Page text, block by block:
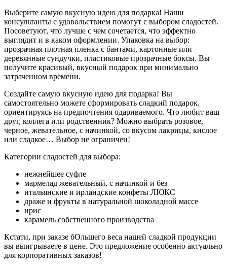
Выберите самую вкусную идею для подарка! Наши
консультанты с удовольствием помогут с выбором сладостей.
Посоветуют, что лучше с чем сочетается, что эффектно
выглядит и в каком оформлении. Упаковка на выбор:
прозрачная плотная пленка с бантами, картонные или
деревянные сундучки, пластиковые прозрачные боксы. Вы
получите красивый, вкусный подарок при минимально
затраченном времени.
Создайте самую вкусную идею для подарка! Вы
самостоятельно можете сформировать сладкий подарок,
ориентируясь на предпочтения одариваемого. Что любит ваш
друг, коллега или родственник? Можно выбрать розовое,
черное, жевательное, с начинкой, со вкусом лакрицы, кислое
или сладкое… Выбор не ограничен!
Категории сладостей для выбора:
нежнейшее суфле
мармелад жевательный, с начинкой и без
итальянские и ирландские конфеты ЛЮКС
драже и фрукты в натуральной шоколадной массе
ирис
карамель собственного производства
Кстати, при заказе бОльшего веса нашей сладкой продукции
вы выигрываете в цене. Это предложение особенно актуально
для корпоративных заказов!